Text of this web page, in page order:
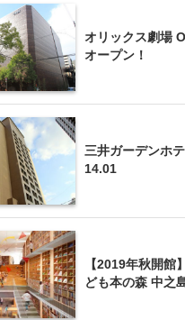
オリックス劇場
オープン！
三井ガーデンホ
14.01
【2019年秋開館
ども本の森 中之